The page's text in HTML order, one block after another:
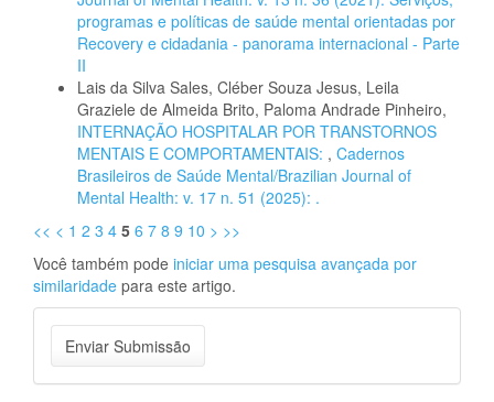
programas e políticas de saúde mental orientadas por
Recovery e cidadania - panorama internacional - Parte
II
Lais da Silva Sales, Cléber Souza Jesus, Leila
Graziele de Almeida Brito, Paloma Andrade Pinheiro,
INTERNAÇÃO HOSPITALAR POR TRANSTORNOS
MENTAIS E COMPORTAMENTAIS: , Cadernos
Brasileiros de Saúde Mental/Brazilian Journal of
Mental Health: v. 17 n. 51 (2025): .
<< < 1 2 3 4 5 6 7 8 9 10 > >>
Você também pode iniciar uma pesquisa avançada por
similaridade para este artigo.
Enviar
Submissão
Enviar Submissão